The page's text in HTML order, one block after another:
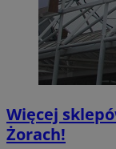
Więcej
Żorach!